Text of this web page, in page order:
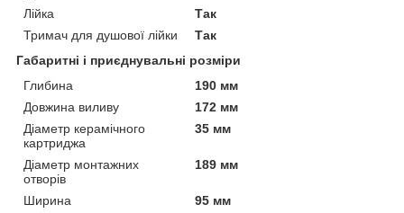
Лійка
Так
Тримач для душової лійки
Так
Габаритні і приєднувальні розміри
Глибина
190 мм
Довжина виливу
172 мм
Діаметр керамічного
картриджа
35 мм
Діаметр монтажних
отворів
189 мм
Ширина
95 мм